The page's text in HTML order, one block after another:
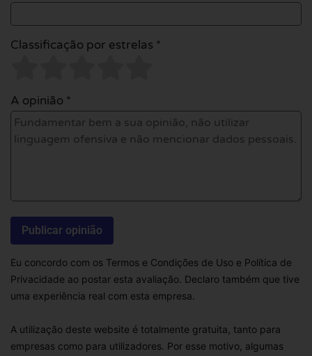
Classificação por estrelas *
A opinião *
Eu concordo com os Termos e Condições de Uso e Política de
Privacidade ao postar esta avaliação. Declaro também que tive
uma experiência real com esta empresa.
A utilização deste website é totalmente gratuita, tanto para
empresas como para utilizadores. Por esse motivo, algumas